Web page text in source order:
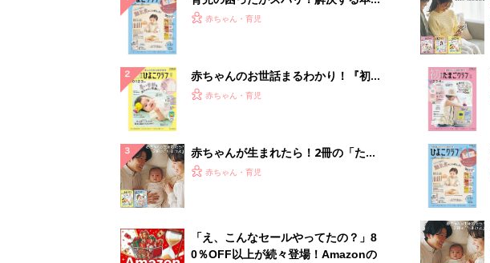
『ひよこクラブ 秋号』 4カ月～2才
赤ちゃん・育児
赤ちゃんのお世話まるわかり！『初め
てのひよこクラブ 夏号』〈巻頭大特
赤ちゃん・育児
赤ちゃんが生まれたら！2冊の「たま
ひよ」
赤ちゃん・育児
「え、こんなセールやってたの？」8
0％OFF以上が続々登場！Amazonの